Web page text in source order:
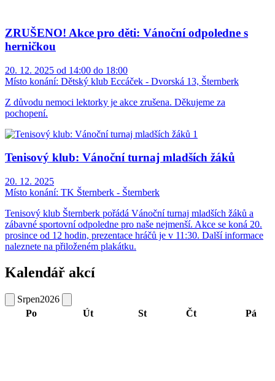
ZRUŠENO! Akce pro děti: Vánoční odpoledne s
herničkou
20. 12. 2025 od 14:00 do 18:00
Místo konání: Dětský klub Eccáček - Dvorská 13, Šternberk
Z důvodu nemoci lektorky je akce zrušena. Děkujeme za
pochopení.
Tenisový klub: Vánoční turnaj mladších žáků
20. 12. 2025
Místo konání: TK Šternberk - Šternberk
Tenisový klub Šternberk pořádá Vánoční turnaj mladších žáků a
zábavné sportovní odpoledne pro naše nejmenší. Akce se koná 20.
prosince od 12 hodin, prezentace hráčů je v 11:30. Další informace
naleznete na přiloženém plakátku.
Kalendář akcí
Srpen2026
Po
Út St Čt Pá